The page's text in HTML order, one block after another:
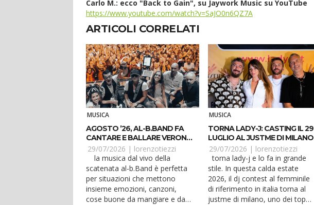
Carlo M.: ecco "Back to Gain", su Jaywork Music su YouTube
https://www.youtube.com/watch?v=SaJO0n6QZ7A
ARTICOLI CORRELATI
MUSICA
AGOSTO ’26, AL-B.BAND FA
CANTARE E BALLARE VERONA
E JESOLO
29/07/2026 | lorenzotiezzi
scatenata al-b.Band è perfetta
per situazioni che mettono
insieme emozioni, canzoni,
cose buone da mangiare e da
MUSICA
TORNA LADY-J: CASTING IL 29
LUGLIO AL JUSTME DI MILANO
29/07/2026 | lorenzotiezzi
torna lady-j e lo fa in grande
stile. In questa calda estate
2026, il dj contest al femminile
di riferimento in italia torna al
justme di milano, uno dei top